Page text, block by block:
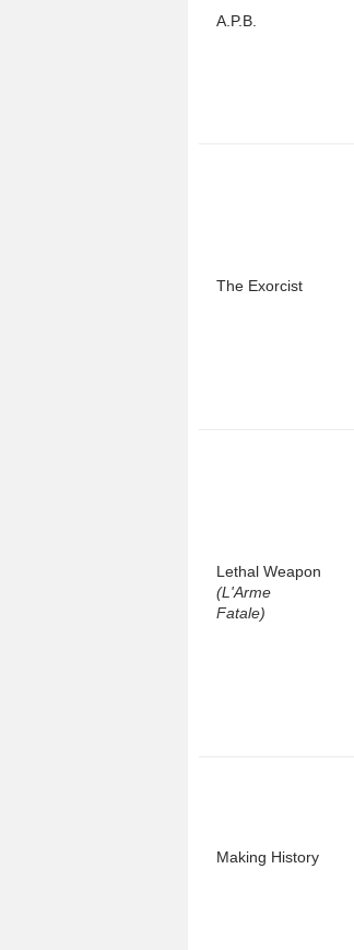
A.P.B.
The Exorcist
Lethal Weapon
(L'Arme
Fatale)
Making History